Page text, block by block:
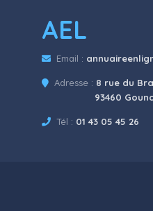
AEL
Email :
Adresse : 8 rue du
93460 Gounay
Tél : 01 43 05 45 26